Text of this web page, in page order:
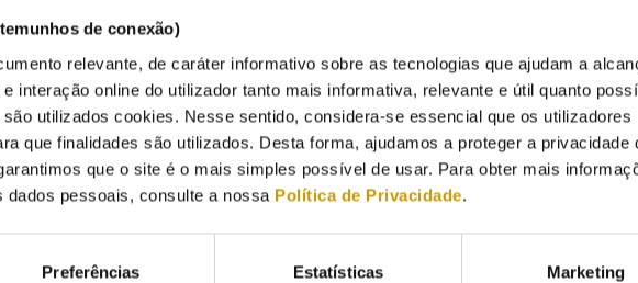
de conexão)
relevante, de caráter informativo sobre as tecnologias que ajudam a
interação online do utilizador tanto mais informativa, relevante e útil quanto
utilizados cookies. Nesse sentido, considera-se essencial que os utilizadores
que finalidades são utilizados. Desta forma, ajudamos a proteger a privacidade
que o site é o mais simples possível de usar. Para obter mais
pessoais, consulte a nossa Política de Privacidade.
Preferências Estatísticas Marketing